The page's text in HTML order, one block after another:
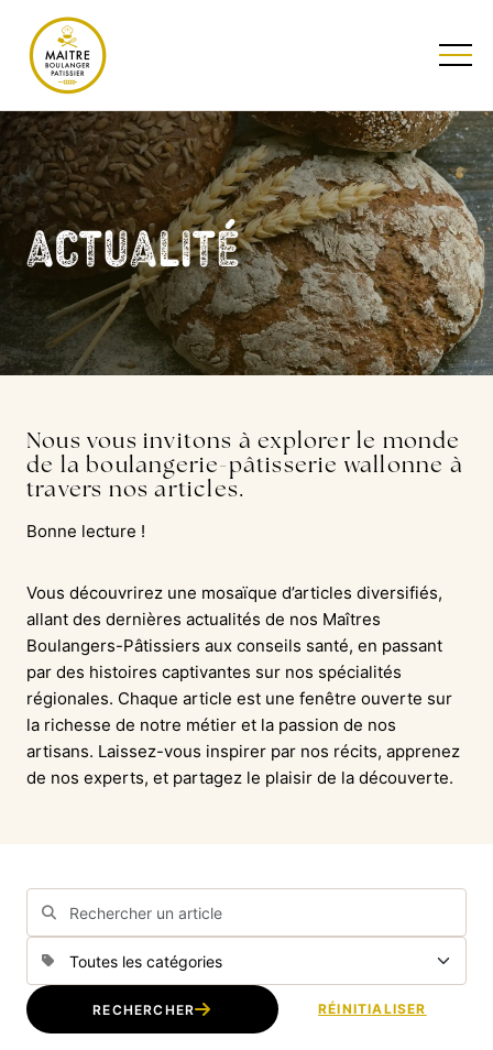
actualité
Nous vous invitons à explorer le monde
de la boulangerie-pâtisserie wallonne à
travers nos articles.
Bonne lecture !
Vous découvrirez une mosaïque d’articles diversifiés,
allant des dernières actualités de nos Maîtres
Boulangers-Pâtissiers aux conseils santé, en passant
par des histoires captivantes sur nos spécialités
régionales. Chaque article est une fenêtre ouverte sur
la richesse de notre métier et la passion de nos
artisans. Laissez-vous inspirer par nos récits, apprenez
de nos experts, et partagez le plaisir de la découverte.
RECHERCHER RÉINITIALISER